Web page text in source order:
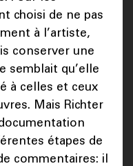
choisi de ne pas
à l’artiste,
conserver une
semblait qu’elle
à celles et ceux
Mais Richter
étapes de
commentaires: il